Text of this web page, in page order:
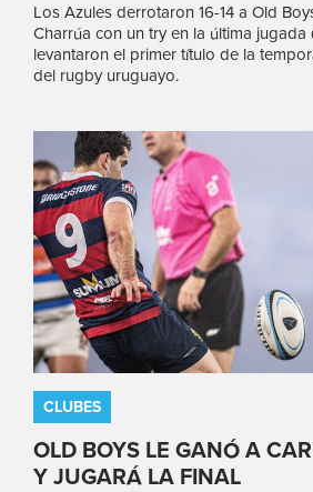
Los Azules derrotaron 16-14 a Old
Charrúa con un try en la última
levantaron el primer título de la
del rugby uruguayo.
CLUBES
OLD BOYS LE GANÓ A
Y JUGARÁ LA FINAL